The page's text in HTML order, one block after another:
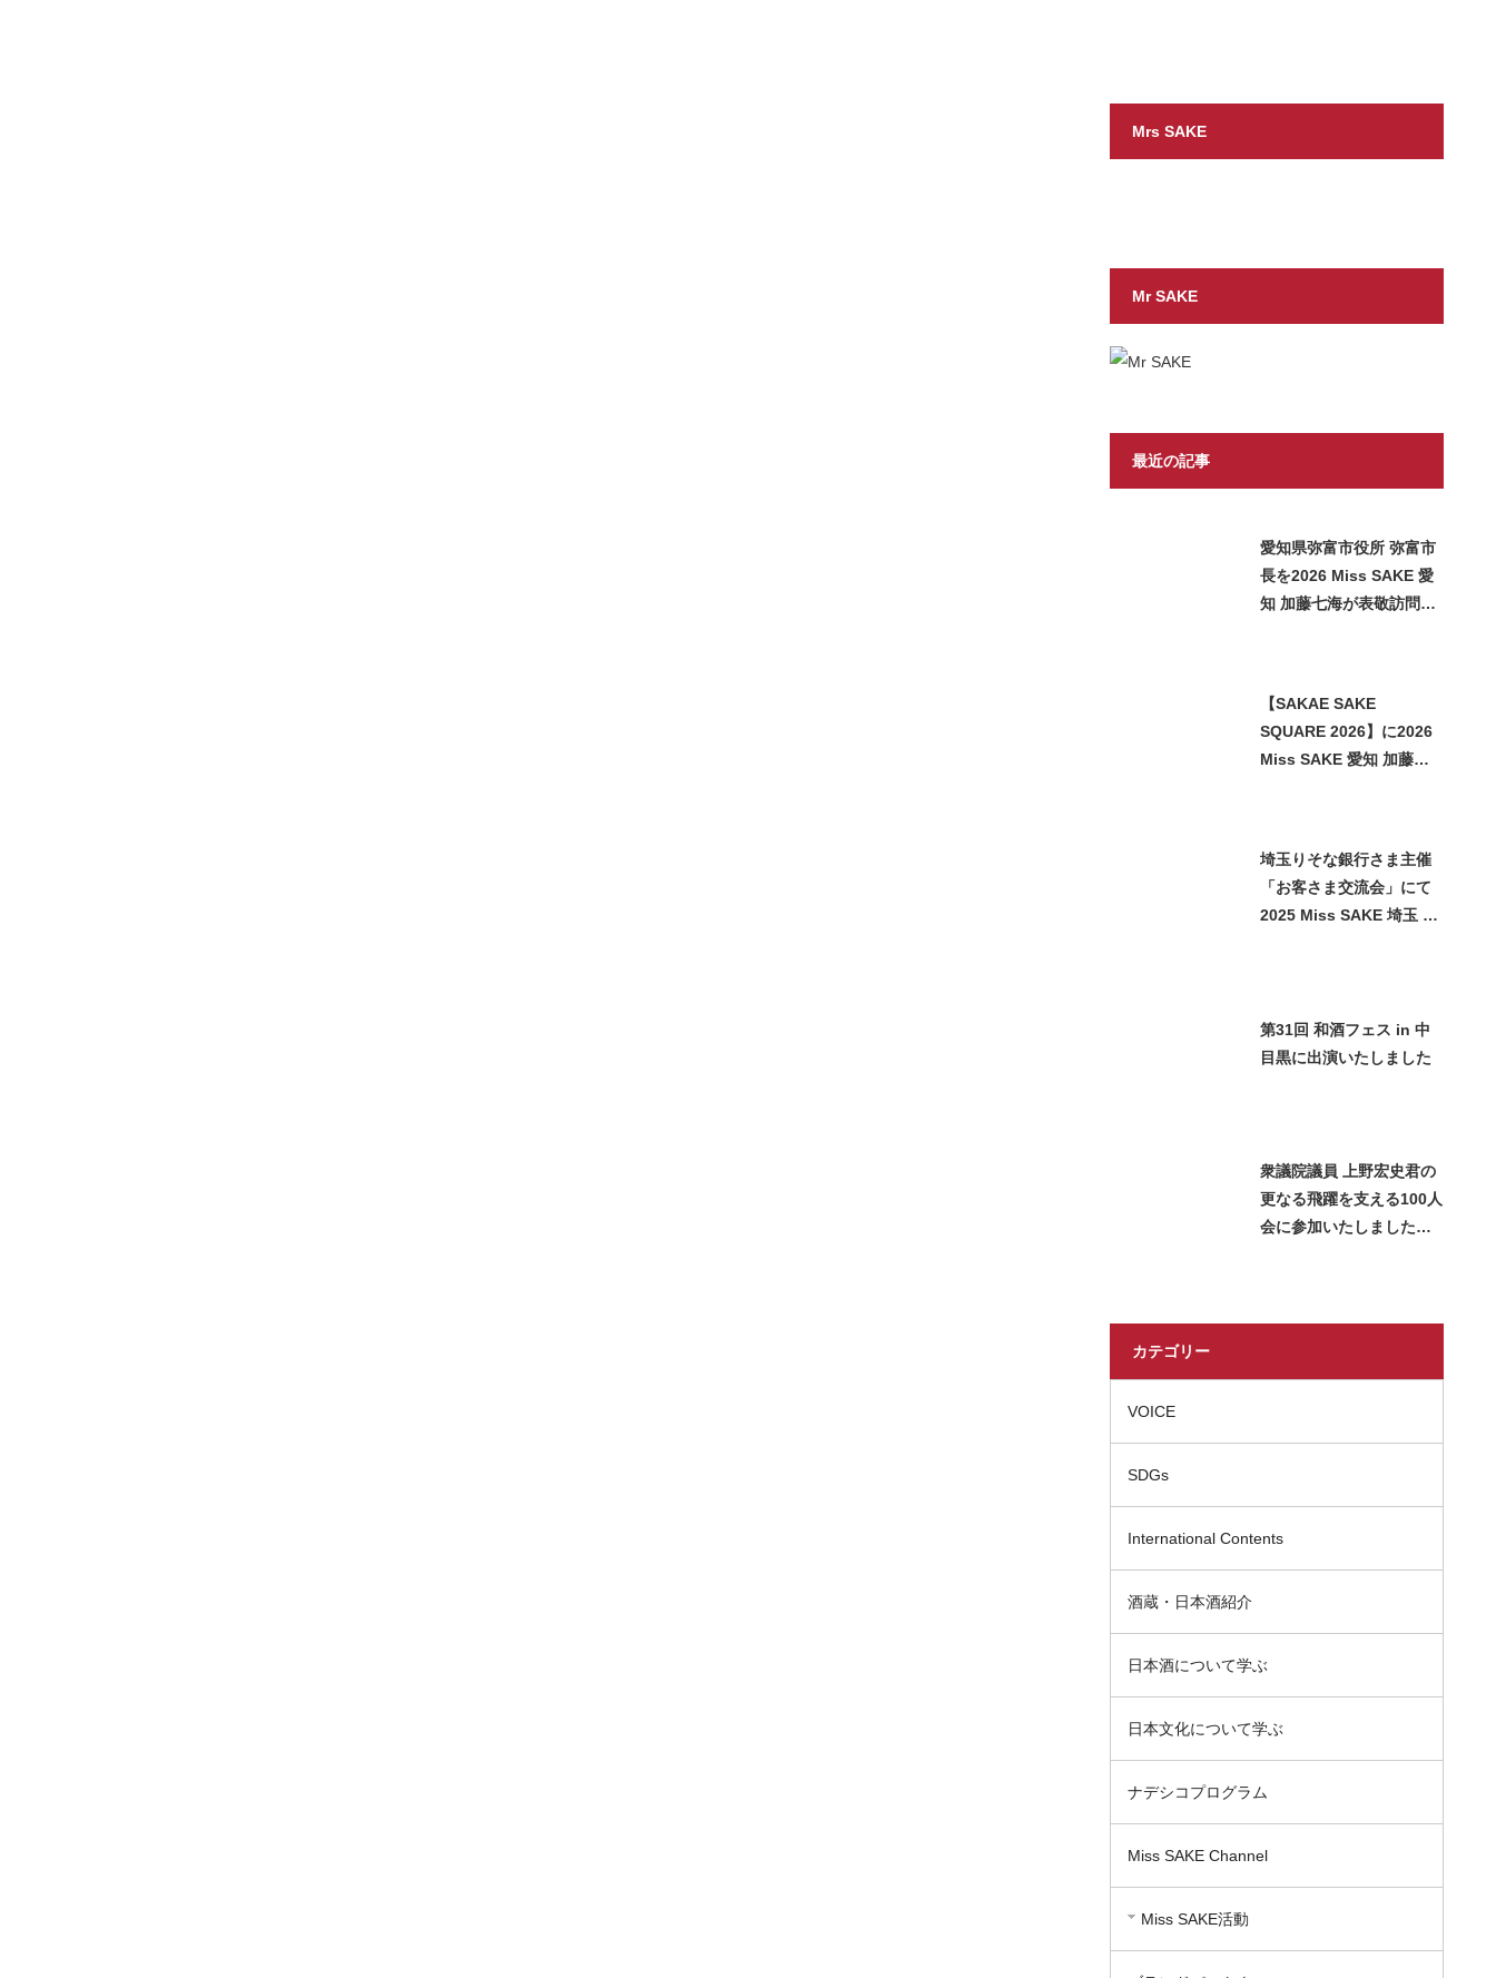
Mrs SAKE
Mr SAKE
最近の記事
愛知県弥富市役所 弥富市
長を2026 Miss SAKE 愛
知 加藤七海が表敬訪問い
【SAKAE SAKE
SQUARE 2026】に2026
Miss SAKE 愛知 加藤七
埼玉りそな銀行さま主催
「お客さま交流会」にて
2025 Miss SAKE 埼玉 石
第31回 和酒フェス in 中
目黒に出演いたしました
衆議院議員 上野宏史君の
更なる飛躍を支える100人
会に参加いたしました＿
カテゴリー
VOICE
SDGs
International Contents
酒蔵・日本酒紹介
日本酒について学ぶ
日本文化について学ぶ
ナデシコプログラム
Miss SAKE Channel
Miss SAKE活動